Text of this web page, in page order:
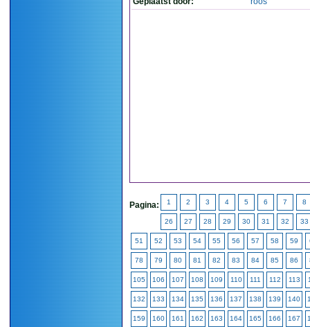
Pagina: 1 2 3 4 5 6 7 8
26 27 28 29 30 31 32 33
51 52 53 54 55 56 57 58 59
78 79 80 81 82 83 84 85 86
105 106 107 108 109 110 111 112 113
132 133 134 135 136 137 138 139 140
159 160 161 162 163 164 165 166 167